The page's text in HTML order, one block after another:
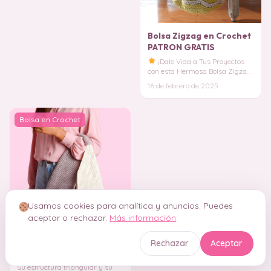
Bolsa Zigzag en Crochet
PATRON GRATIS
¡Dale Vida a Tus Proyectos
con esta Hermosa Bolsa Zigzag
del arte del
16 de febrero de 2025
Bolsa en Crochet
Su estructura triangular y su
Usamos cookies para analítica y anuncios. Puedes
aceptar o rechazar. Más información
Rechazar Aceptar